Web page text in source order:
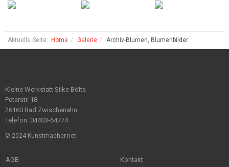
Aktuelle Seite: Home Galerie Archiv-Blumen, Blumenbilder
Kleine Werkstatt Silke Bölts
Peterstr. 18
26160 Bad Zwischenahn
Telefon: 04403-64774
© 2024 Kunstmacher.net
AGB Kontakt